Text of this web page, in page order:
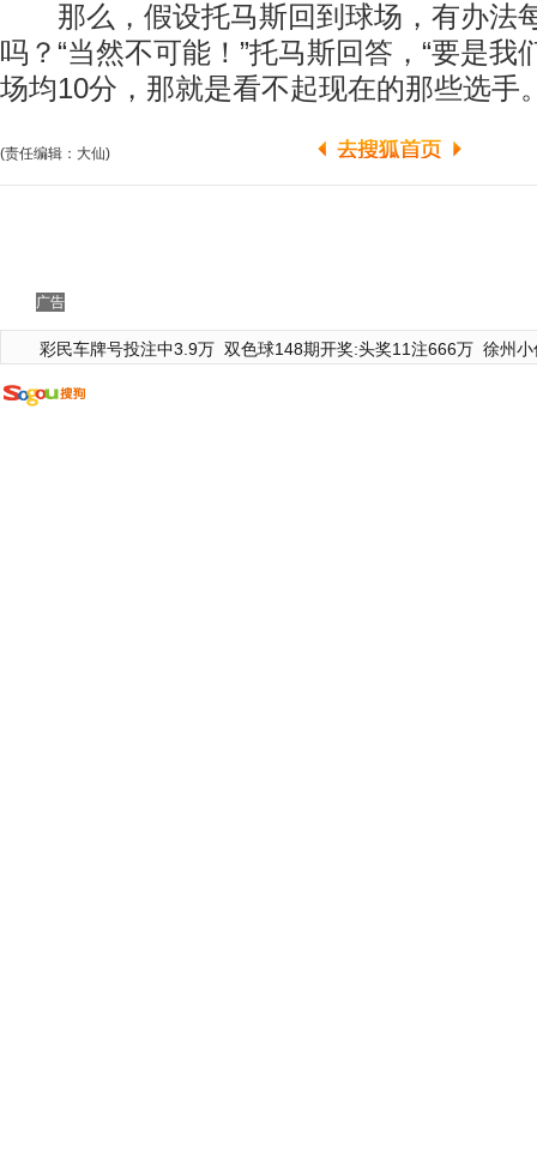
那么，假设托马斯回到球场，有办法
吗？“当然不可能！”托马斯回答，“要是我
场均10分，那就是看不起现在的那些选手
(责任编辑：大仙)
广告
彩民车牌号投注中3.9万 双色球148期开奖:头奖11注666万 徐州